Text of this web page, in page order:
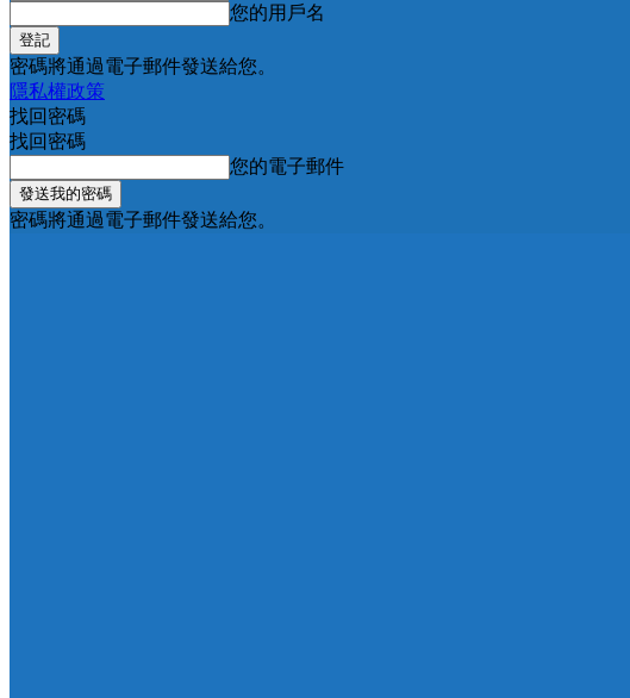
您的用戶名
密碼將通過電子郵件發送給您。
隱私權政策
找回密碼
找回密碼
您的電子郵件
密碼將通過電子郵件發送給您。